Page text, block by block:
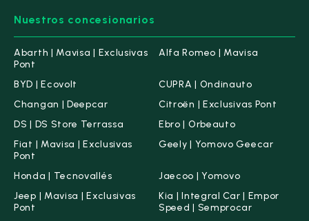
Nuestros concesionarios
Abarth | Mavisa | Exclusivas
Pont
Alfa Romeo | Mavisa
BYD | Ecovolt
CUPRA | Ondinauto
Changan | Deepcar
Citroën | Exclusivas Pont
DS | DS Store Terrassa
Ebro | Orbeauto
Fiat | Mavisa | Exclusivas
Pont
Geely | Yomovo Geecar
Honda | Tecnovallés
Jaecoo | Yomovo
Jeep | Mavisa | Exclusivas
Pont
Kia | Integral Car | Empor
Speed | Semprocar